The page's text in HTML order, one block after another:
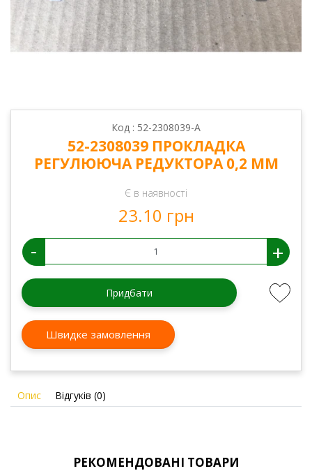
Код : 52-2308039-А
52-2308039 ПРОКЛАДКА
РЕГУЛЮЮЧА РЕДУКТОРА 0,2 ММ
Є в наявності
23.10 грн
- +
Придбати
Швидке замовлення
Опис Відгуків (0)
РЕКОМЕНДОВАНІ ТОВАРИ